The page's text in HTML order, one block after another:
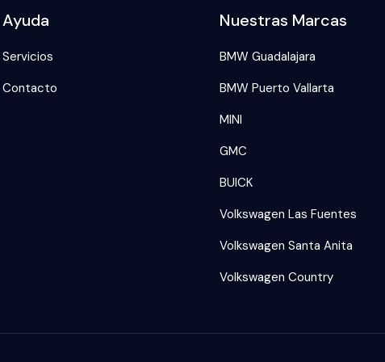
Ayuda
Servicios
Contacto
Nuestras Marcas
BMW Guadalajara
BMW Puerto Vallarta
MINI
GMC
BUICK
Volkswagen Las Fuentes
Volkswagen Santa Anita
Volkswagen Country